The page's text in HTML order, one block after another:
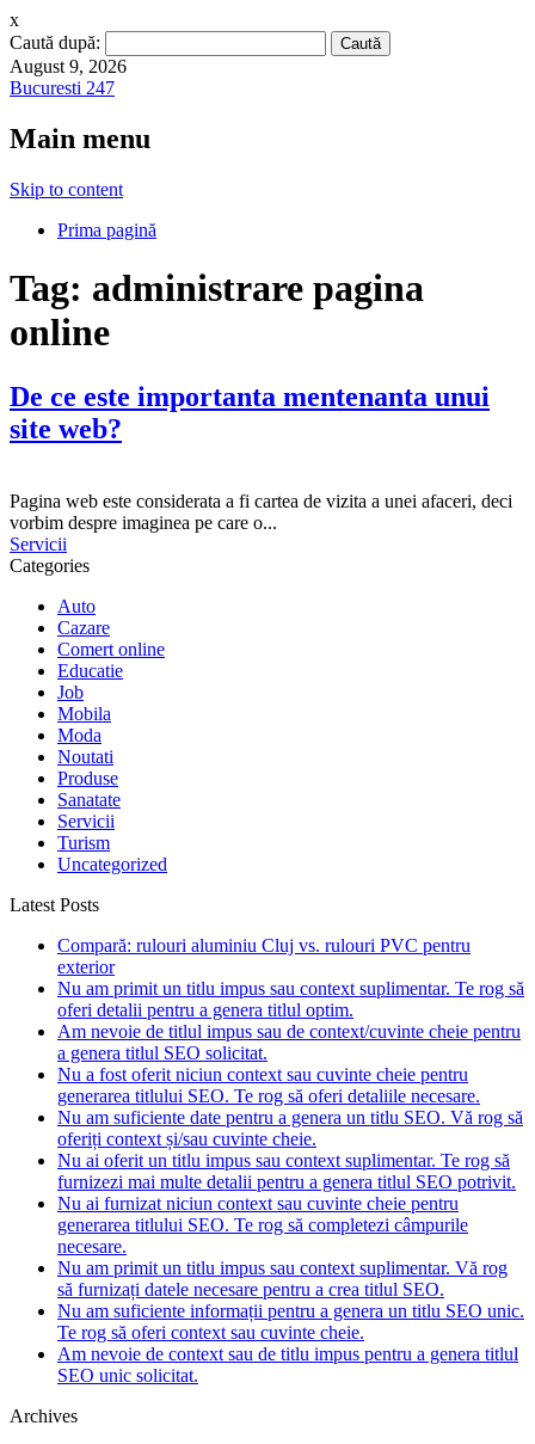
x
Caută după:
August 9, 2026
Bucuresti 247
Main menu
Skip to content
Prima pagină
Tag: administrare pagina
online
De ce este importanta mentenanta unui
site web?
Pagina web este considerata a fi cartea de vizita a unei afaceri, deci
vorbim despre imaginea pe care o...
Servicii
Categories
Auto
Cazare
Comert online
Educatie
Job
Mobila
Moda
Noutati
Produse
Sanatate
Servicii
Turism
Uncategorized
Latest Posts
Compară: rulouri aluminiu Cluj vs. rulouri PVC pentru
exterior
Nu am primit un titlu impus sau context suplimentar. Te rog să
oferi detalii pentru a genera titlul optim.
Am nevoie de titlul impus sau de context/cuvinte cheie pentru
a genera titlul SEO solicitat.
Nu a fost oferit niciun context sau cuvinte cheie pentru
generarea titlului SEO. Te rog să oferi detaliile necesare.
Nu am suficiente date pentru a genera un titlu SEO. Vă rog să
oferiți context și/sau cuvinte cheie.
Nu ai oferit un titlu impus sau context suplimentar. Te rog să
furnizezi mai multe detalii pentru a genera titlul SEO potrivit.
Nu ai furnizat niciun context sau cuvinte cheie pentru
generarea titlului SEO. Te rog să completezi câmpurile
necesare.
Nu am primit un titlu impus sau context suplimentar. Vă rog
să furnizați datele necesare pentru a crea titlul SEO.
Nu am suficiente informații pentru a genera un titlu SEO unic.
Te rog să oferi context sau cuvinte cheie.
Am nevoie de context sau de titlu impus pentru a genera titlul
SEO unic solicitat.
Archives